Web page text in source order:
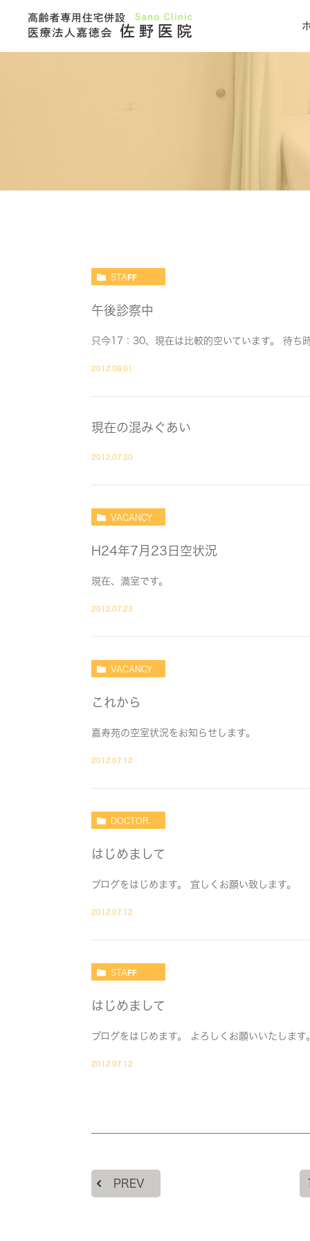
STAFF
午後診察中
只今17：30、現在は比較的空いています。 待ち
2012.08.01
現在の混みぐあい
2012.07.30
VACANCY
H24年7月23日空状況
現在、満室です。
2012.07.23
VACANCY
これから
嘉寿苑の空室状況をお知らせします。
2012.07.12
DOCTOR
はじめまして
ブログをはじめます。 宜しくお願い致します。
2012.07.12
STAFF
はじめまして
ブログをはじめます。 よろしくお願いいたします。
2012.07.12
PREV